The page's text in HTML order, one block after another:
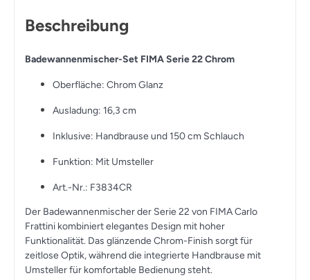
Beschreibung
Badewannenmischer-Set FIMA Serie 22 Chrom
Oberfläche: Chrom Glanz
Ausladung: 16,3 cm
Inklusive: Handbrause und 150 cm Schlauch
Funktion: Mit Umsteller
Art.-Nr.: F3834CR
Der Badewannenmischer der Serie 22 von FIMA Carlo
Frattini kombiniert elegantes Design mit hoher
Funktionalität. Das glänzende Chrom-Finish sorgt für
zeitlose Optik, während die integrierte Handbrause mit
Umsteller für komfortable Bedienung steht.